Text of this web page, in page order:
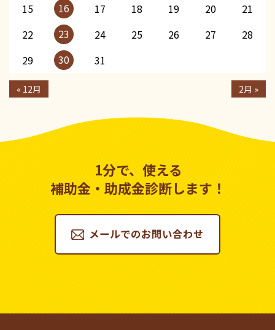
15
16 17 18 19 20
21
22
23 24 25 26 27
28
29
30 31
« 12月 2月 »
1分で、使える
補助金・助成金診断します！
メールでのお問い合わせ